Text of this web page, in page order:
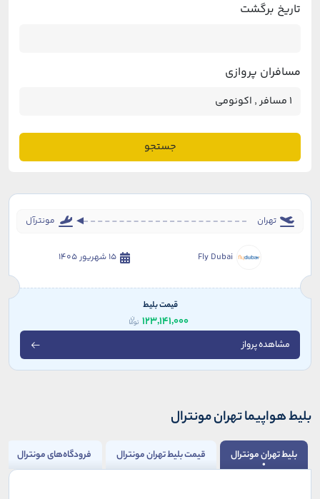
تاریخ برگشت
مسافران پروازی
جستجو
تهران مونترآل
Fly Dubai 15 شهریور 1405
قیمت بلیط
123,141,000
مشاهده پرواز
بلیط هواپیما تهران مونترال
بلیط تهران مونترال قیمت بلیط تهران مونترال فرودگاه‌های مونترال